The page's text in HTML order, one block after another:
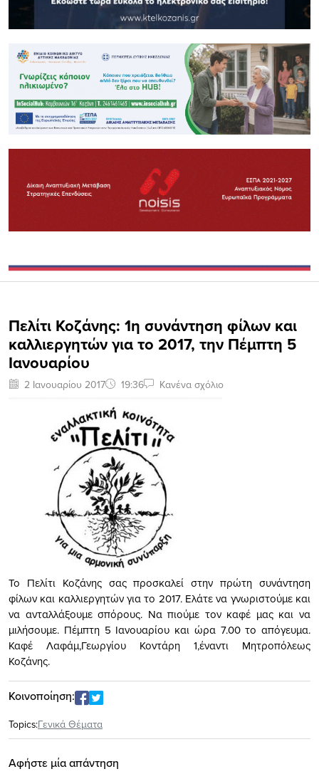
Πελίτι Κοζάνης: 1η συνάντηση φίλων και
καλλιεργητών για το 2017, την Πέμπτη 5
Ιανουαρίου
2 Ιανουαρίου 2017 19:36 Κανένα σχόλιο
Το Πελίτι Κοζάνης σας προσκαλεί στην πρώτη συνάντηση
φίλων και καλλιεργητών για το 2017. Ελάτε να γνωριστούμε και
να ανταλλάξουμε σπόρους. Να πιούμε τον καφέ μας και να
μιλήσουμε. Πέμπτη 5 Ιανουαρίου και ώρα 7.00 το απόγευμα.
Καφέ Λαφάμ,Γεωργίου Κοντάρη 1,έναντι Μητροπόλεως
Κοζάνης.
Κοινοποίηση:
Topics:Γενικά Θέματα
Αφήστε μία απάντηση